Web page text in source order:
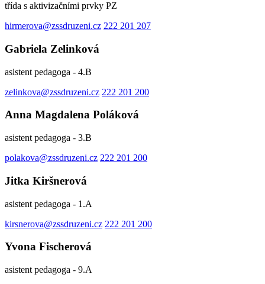
třída s aktivizačními prvky PZ
hirmerova@zssdruzeni.cz 222 201 207
Gabriela Zelinková
asistent pedagoga - 4.B
zelinkova@zssdruzeni.cz 222 201 200
Anna Magdalena Poláková
asistent pedagoga - 3.B
polakova@zssdruzeni.cz 222 201 200
Jitka Kiršnerová
asistent pedagoga - 1.A
kirsnerova@zssdruzeni.cz 222 201 200
Yvona Fischerová
asistent pedagoga - 9.A